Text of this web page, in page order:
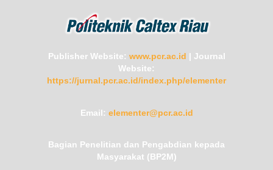
Publisher Website: www.pcr.ac.id | Journal
Website:
https://jurnal.pcr.ac.id/index.php/elementer
Email: elementer@pcr.ac.id
Bagian Penelitian dan Pengabdian kepada
Masyarakat (BP2M)